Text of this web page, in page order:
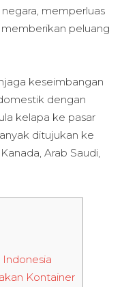
negara, memperluas
peluang
keseimbangan
dengan
kelapa ke pasar
ditujukan ke
Arab Saudi,
Kontainer